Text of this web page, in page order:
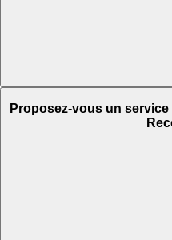
Proposez-vous un